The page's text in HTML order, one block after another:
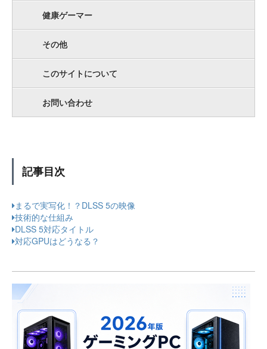
健康ゲーマー
その他
このサイトについて
お問い合わせ
記事目次
まるで実写化！？DLSS 5の映像
技術的な仕組み
DLSS 5対応タイトル
対応GPUはどうなる？